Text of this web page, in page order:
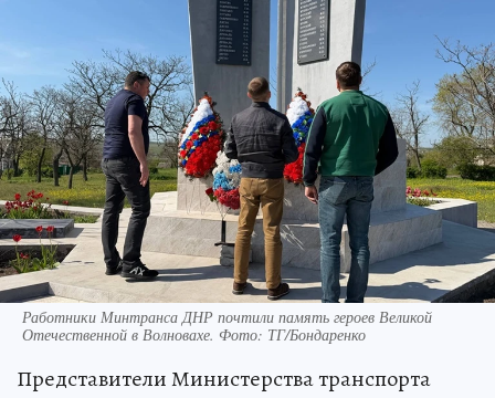
Работники Минтранса ДНР почтили память героев Великой
Отечественной в Волновахе. Фото: ТГ/Бондаренко
Представители Министерства транспорта